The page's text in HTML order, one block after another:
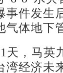
事件发生
气体地下
，马英
湾经济未